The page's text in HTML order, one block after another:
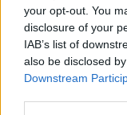
your opt-out. You
disclosure of your
IAB’s list of
also be disclosed
Downstream
Inoltre, nonostante
personale sufficiente a
operazioni filtrate
generate dal sistema di
normativa.
Inoltre, MBH Bank non
adeguate per ottenere